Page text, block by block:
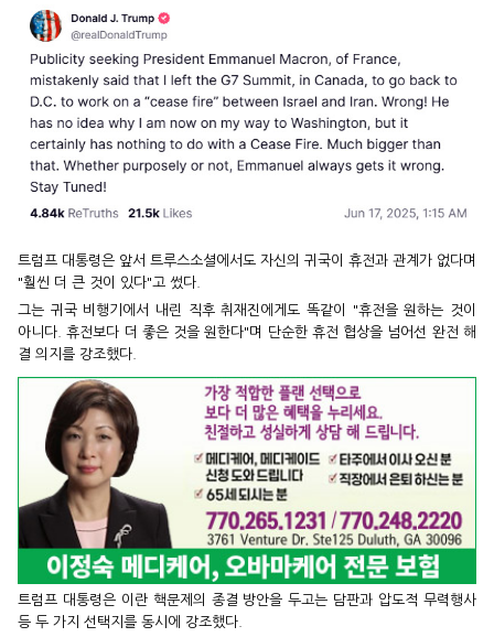
트럼프 대통령은 앞서 트루스소셜에서도 자신의 귀국이 휴전과 관계가 없다며
"훨씬 더 큰 것이 있다"고 썼다.
그는 귀국 비행기에서 내린 직후 취재진에게도 똑같이 "휴전을 원하는 것이
아니다. 휴전보다 더 좋은 것을 원한다"며 단순한 휴전 협상을 넘어선 완전 해
결 의지를 강조했다.
트럼프 대통령은 이란 핵문제의 종결 방안을 두고는 담판과 압도적 무력행사
등 두 가지 선택지를 동시에 강조했다.